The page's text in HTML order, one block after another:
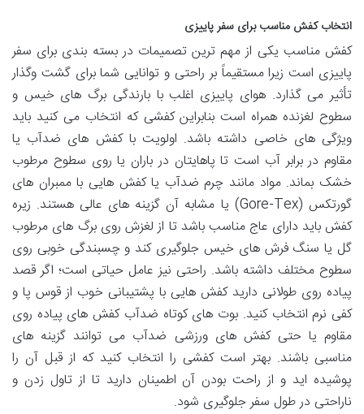
انتخاب کفش مناسب برای سفر پاییزی
کفش مناسب یکی از مهم ترین تصمیمات در بسته بندی برای سفر
پاییزی است زیرا مستقیماً بر راحتی و توانایی شما برای گشت وگذار
تأثیر می گذارد. هوای پاییزی اغلب با بارندگی برگ های خیس و
سطوح لغزنده همراه است بنابراین کفشی که انتخاب می کنید باید
ویژگی های خاصی داشته باشد. اولویت با کفش های ضدآب یا
مقاوم در برابر آب است تا پاهایتان در باران یا روی سطوح مرطوب
خشک بماند. مواد مانند چرم ضدآب یا کفش هایی با ممبران های
گورتکس (Gore-Tex) یا مشابه آن گزینه های عالی هستند. زیره
کفش باید دارای عاج مناسب باشد تا از لغزش روی برگ های مرطوب
گل یا سنگ فرش های خیس جلوگیری کند و چسبندگی خوبی روی
سطوح مختلف داشته باشد. راحتی نیز عامل حیاتی است؛ اگر قصد
پیاده روی طولانی دارید کفش هایی با پشتیبانی خوب از قوس پا و
کفی نرم انتخاب کنید. بوت های کوتاه ضدآب کفش های پیاده روی
مقاوم یا حتی کفش های ورزشی ضدآب می توانند گزینه های
مناسبی باشند. بهتر است کفشی را انتخاب کنید که از قبل آن را
پوشیده اید و از راحت بودن آن اطمینان دارید تا از تاول زدن و
ناراحتی در طول سفر جلوگیری شود.